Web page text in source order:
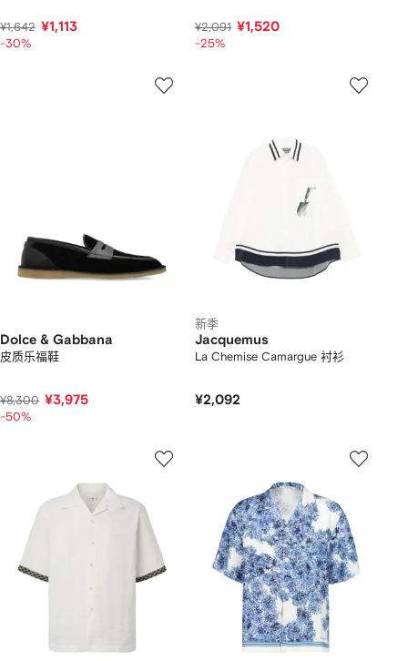
¥1,642 ¥1,113
-30%
¥2,091 ¥1,520
-25%
Dolce & Gabbana
皮质乐福鞋
¥8,300 ¥3,975
-50%
新季
Jacquemus
La Chemise Camargue 衬衫
¥2,092